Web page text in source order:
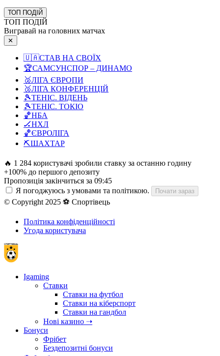
ТОП ПОДІЙ
ТОП ПОДІЙ
Вигравай на головних матчах
✕
🇺🇦СТАВ НА СВОЇХ
🏆САМСУНСПОР – ДИНАМО
🥈ЛІГА ЄВРОПИ
🥉ЛІГА КОНФЕРЕНЦІЙ
🎾ТЕНІС. ВІДЕНЬ
🎾ТЕНІС. ТОКІО
🏀НБА
🏒НХЛ
🏀ЄВРОЛІГА
⛏️ШАХТАР
🔥 1 284 користувачі зробили ставку за останню годину
+100% до першого депозиту
Пропозиція закінчиться за 09:43
Я погоджуюсь з умовами та політикою.
Почати зараз
© Copyright 2025 ⚽ Спортівець
Політика конфіденційності
Угода користувача
Igaming
Ставки
Ставки на футбол
Ставки на кіберспорт
Ставки на гандбол
Нові казино ➝
Бонуси
Фрібет
Бездепозитні бонуси